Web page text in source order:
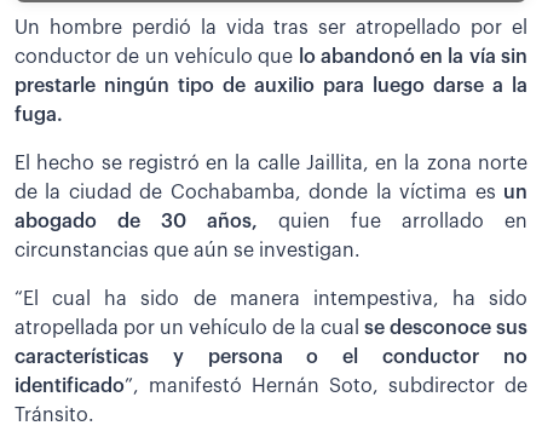
Un hombre perdió la vida tras ser atropellado por el
conductor de un vehículo que lo abandonó en la vía sin
prestarle ningún tipo de auxilio para luego darse a la
fuga.
El hecho se registró en la calle Jaillita, en la zona norte
de la ciudad de Cochabamba, donde la víctima es un
abogado de 30 años, quien fue arrollado en
circunstancias que aún se investigan.
“El cual ha sido de manera intempestiva, ha sido
atropellada por un vehículo de la cual se desconoce sus
características y persona o el conductor no
identificado”, manifestó Hernán Soto, subdirector de
Tránsito.